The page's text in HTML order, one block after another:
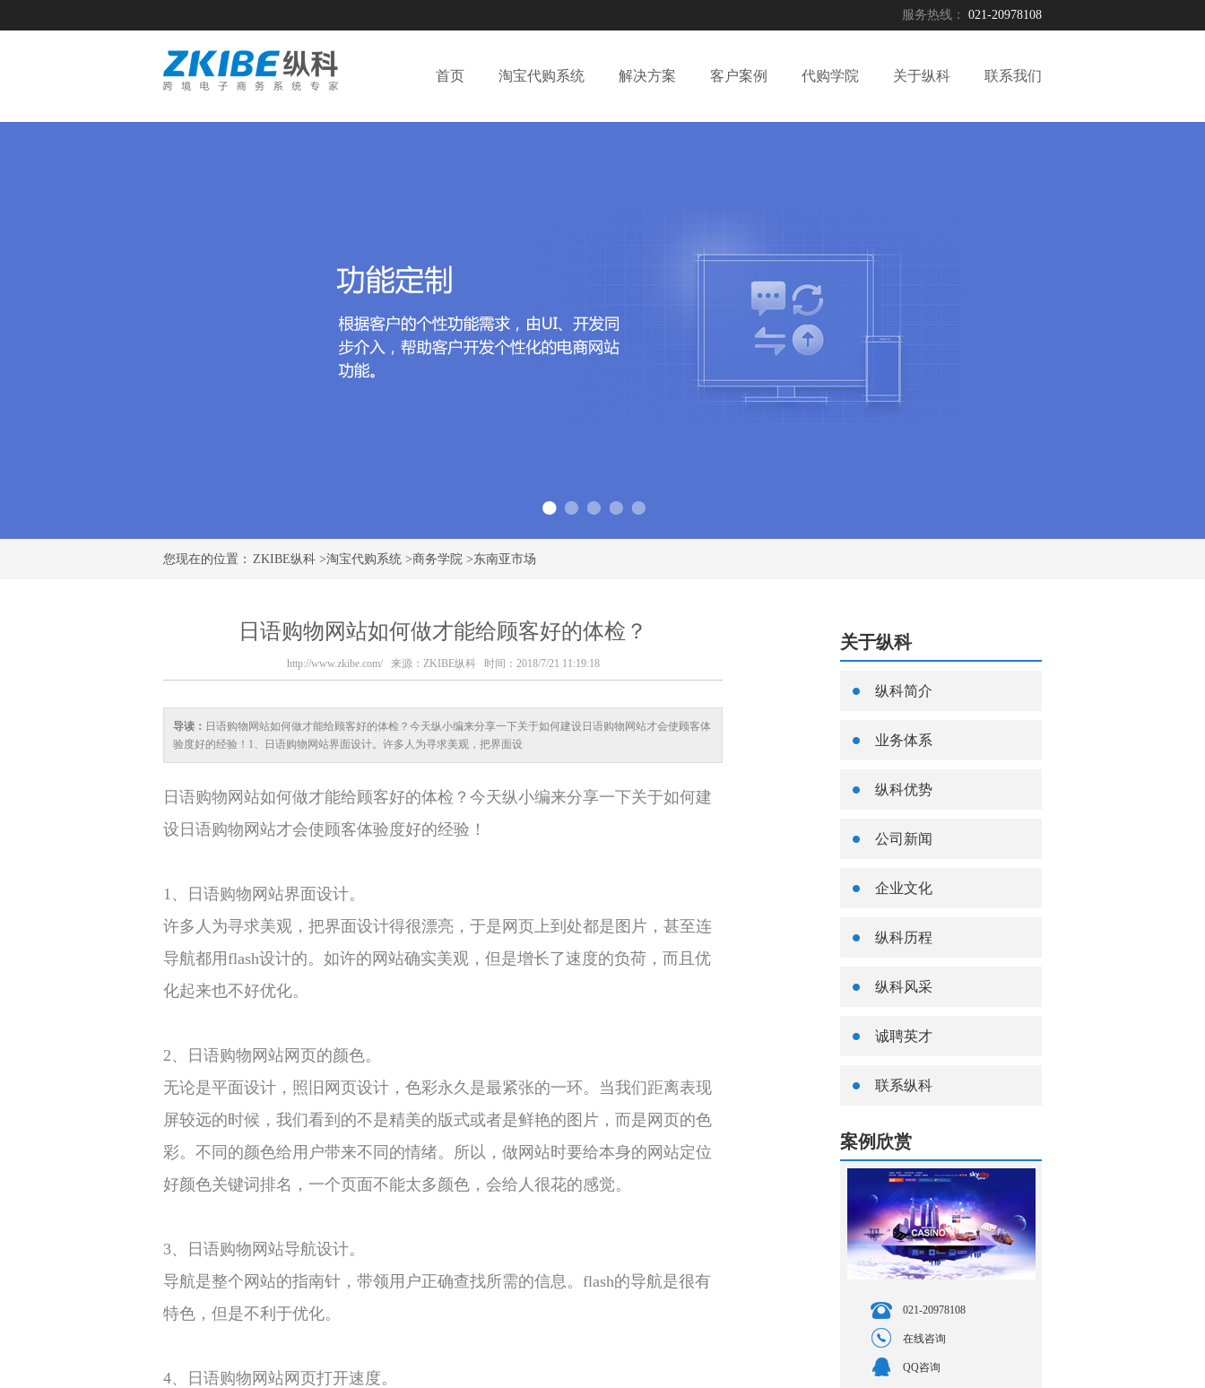
服务热线： 021-20978108
首页 淘宝代购系统 解决方案 客户案例 代购学院 关于纵科 联系我们
您现在的位置： ZKIBE纵科 >淘宝代购系统 >商务学院 >东南亚市场
日语购物网站如何做才能给顾客好的体检？
http://www.zkibe.com/来源： ZKIBE纵科时间：2018/7/21 11:19:18
导读： 日语购物网站如何做才能给顾客好的体检？今天纵小编来分享一下关于如何建设日语购物网站才会使顾客体
验度好的经验！1、日语购物网站界面设计。许多人为寻求美观，把界面设
日语购物网站如何做才能给顾客好的体检？今天纵小编来分享一下关于如何建
设日语购物网站才会使顾客体验度好的经验！
1、日语购物网站界面设计。
许多人为寻求美观，把界面设计得很漂亮，于是网页上到处都是图片，甚至连
导航都用flash设计的。如许的网站确实美观，但是增长了速度的负荷，而且优
化起来也不好优化。
2、日语购物网站网页的颜色。
无论是平面设计，照旧网页设计，色彩永久是最紧张的一环。当我们距离表现
屏较远的时候，我们看到的不是精美的版式或者是鲜艳的图片，而是网页的色
彩。不同的颜色给用户带来不同的情绪。所以，做网站时要给本身的网站定位
好颜色关键词排名，一个页面不能太多颜色，会给人很花的感觉。
3、日语购物网站导航设计。
导航是整个网站的指南针，带领用户正确查找所需的信息。flash的导航是很有
特色，但是不利于优化。
4、日语购物网站网页打开速度。
关于纵科
纵科简介
业务体系
纵科优势
公司新闻
企业文化
纵科历程
纵科风采
诚聘英才
联系纵科
案例欣赏
021-20978108
在线咨询
QQ咨询